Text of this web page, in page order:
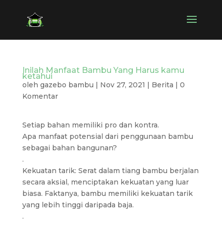
Inilah Manfaat Bambu Yang Harus kamu
ketahui
oleh gazebo bambu | Nov 27, 2021 | Berita | 0
Komentar
Setiap bahan memiliki pro dan kontra.
Apa manfaat potensial dari penggunaan bambu
sebagai bahan bangunan?
.
Kekuatan tarik: Serat dalam tiang bambu berjalan
secara aksial, menciptakan kekuatan yang luar
biasa. Faktanya, bambu memiliki kekuatan tarik
yang lebih tinggi daripada baja.
.